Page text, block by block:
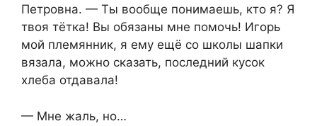
Петровна. — Ты вообще понимаешь, кто я? Я
твоя тётка! Вы обязаны мне помочь! Игорь
мой племянник, я ему ещё со школы шапки
вязала, можно сказать, последний кусок
хлеба отдавала!
— Мне жаль, но…